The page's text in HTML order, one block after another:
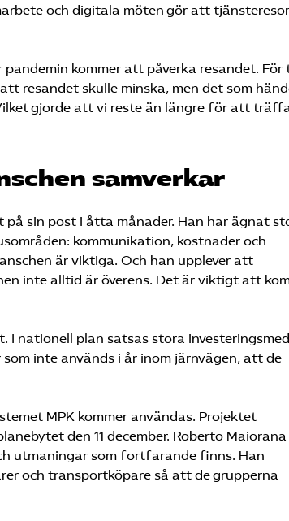
och digitala möten gör att
kommer att påverka resandet. För
resandet skulle minska, men det som
gjorde att vi reste än längre för att
samverkar
sin post i åtta månader. Han har ägnat
kommunikation, kostnader och
är viktiga. Och han upplever att
inte alltid är överens. Det är viktigt att
nationell plan satsas stora
inte används i år inom järnvägen, att de
MPK kommer användas. Projektet
den 11 december. Roberto Maiorana
utmaningar som fortfarande finns. Han
och transportköpare så att de grupperna